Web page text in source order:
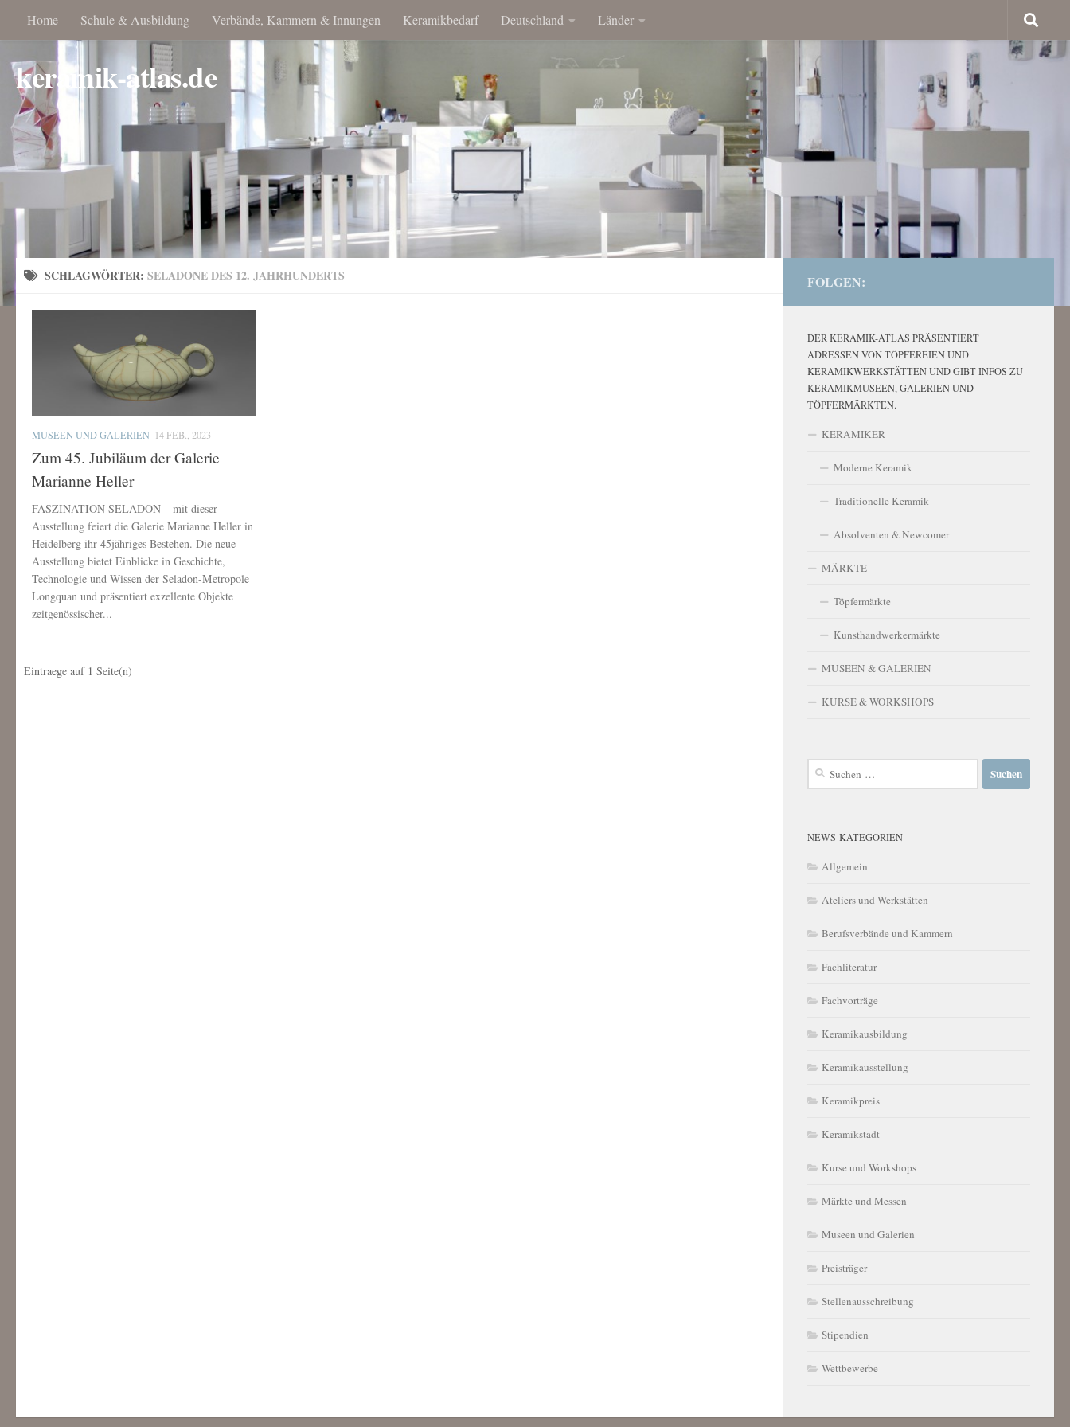
Home Schule & Ausbildung Verbände, Kammern & Innungen Keramikbedarf Deutschland Länder
keramik-atlas.de
SCHLAGWÖRTER: SELADONE DES 12. JAHRHUNDERTS
MUSEEN UND GALERIEN 14 FEB., 2023
Zum 45. Jubiläum der Galerie
Marianne Heller
FASZINATION SELADON – mit dieser
Ausstellung feiert die Galerie Marianne Heller in
Heidelberg ihr 45jähriges Bestehen. Die neue
Ausstellung bietet Einblicke in Geschichte,
Technologie und Wissen der Seladon-Metropole
Longquan und präsentiert exzellente Objekte
zeitgenössischer...
Eintraege auf 1 Seite(n)
FOLGEN:
DER KERAMIK-ATLAS PRÄSENTIERT
ADRESSEN VON TÖPFEREIEN UND
KERAMIKWERKSTÄTTEN UND GIBT INFOS ZU
KERAMIKMUSEEN, GALERIEN UND
TÖPFERMÄRKTEN.
KERAMIKER
Moderne Keramik
Traditionelle Keramik
Absolventen & Newcomer
MÄRKTE
Töpfermärkte
Kunsthandwerkermärkte
MUSEEN & GALERIEN
KURSE & WORKSHOPS
Suchen
NEWS-KATEGORIEN
Allgemein
Ateliers und Werkstätten
Berufsverbände und Kammern
Fachliteratur
Fachvorträge
Keramikausbildung
Keramikausstellung
Keramikpreis
Keramikstadt
Kurse und Workshops
Märkte und Messen
Museen und Galerien
Preisträger
Stellenausschreibung
Stipendien
Wettbewerbe